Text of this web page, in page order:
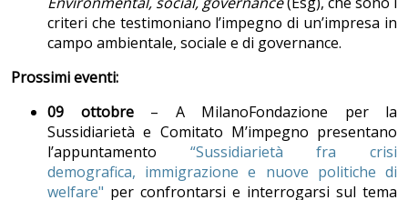
criteri che testimoniano l’impegno di un’impresa in
campo ambientale, sociale e di governance.
Prossimi eventi:
09 ottobre – A MilanoFondazione per la
Sussidiarietà e Comitato M’impegno presentano
l’appuntamento “Sussidiarietà fra crisi
demografica, immigrazione e nuove politiche di
welfare" per confrontarsi e interrogarsi sul tema